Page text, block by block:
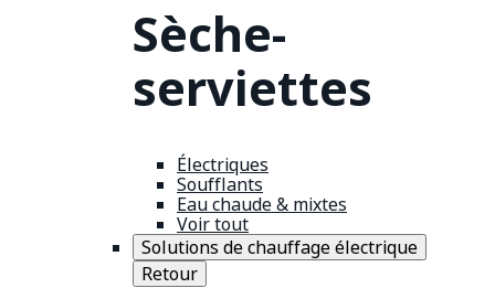
Sèche-
serviettes
Électriques
Soufflants
Eau chaude & mixtes
Voir tout
Solutions de chauffage électrique
Retour